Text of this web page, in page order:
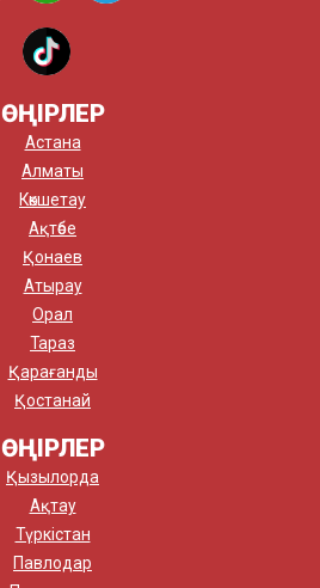
ӨҢІРЛЕР
Астана
Алматы
Көкшетау
Ақтөбе
Қонаев
Атырау
Орал
Тараз
Қарағанды
Қостанай
ӨҢІРЛЕР
Қызылорда
Ақтау
Түркістан
Павлодар